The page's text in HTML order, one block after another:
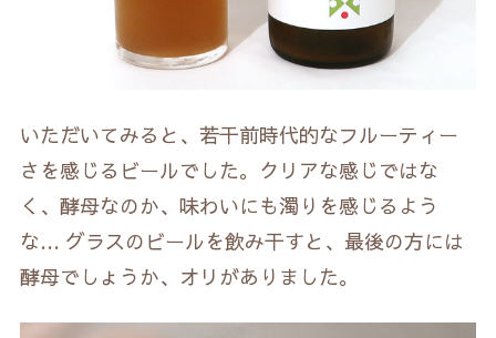
いただいてみると、若干前時代的なフルーティー
さを感じるビールでした。クリアな感じではな
く、酵母なのか、味わいにも濁りを感じるよう
な… グラスのビールを飲み干すと、最後の方には
酵母でしょうか、オリがありました。